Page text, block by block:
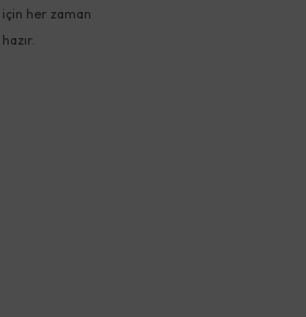
için her zaman
hazır.